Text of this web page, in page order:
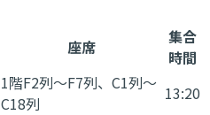
座席
集合
時間
1階F2列～F7列、C1列～
C18列
13:20